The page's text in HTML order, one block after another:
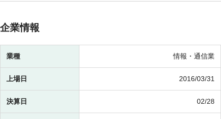
企業情報
業種 情報・通信業
上場日 2016/03/31
決算日 02/28